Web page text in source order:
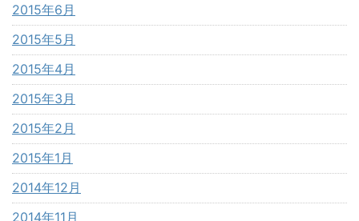
2015年6月
2015年5月
2015年4月
2015年3月
2015年2月
2015年1月
2014年12月
2014年11月